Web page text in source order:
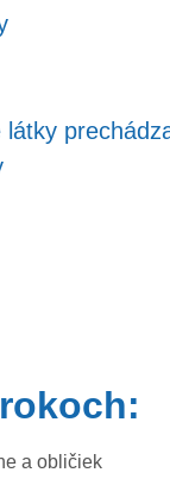
a obličiek